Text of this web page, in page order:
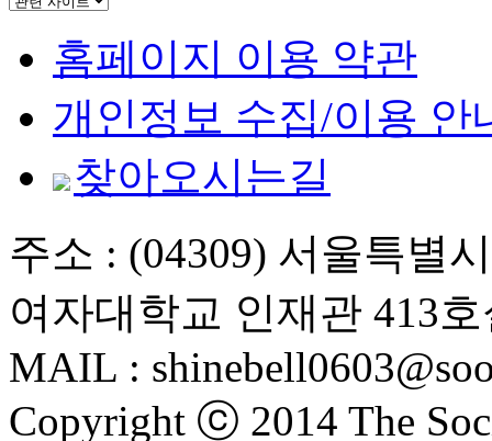
홈페이지 이용 약관
개인정보 수집/이용 안
찾아오시는길
주소 : (04309) 서울특별
여자대학교 인재관 413
MAIL :
Copyright ⓒ 2014 The